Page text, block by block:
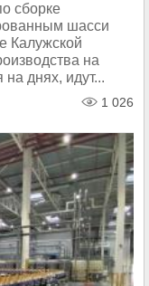
сборке
шасси
Калужской
на
днях, идут...
1 026